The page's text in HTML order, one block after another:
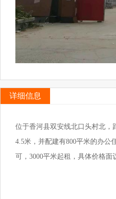
详细信息
位于香河县双安线北口头村北，
4.5米，并配建有800平米的办公
可，3000平米起租，具体价格面